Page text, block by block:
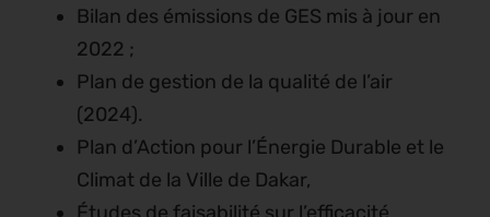
Bilan des émissions de GES mis à jour en
2022 ;
Plan de gestion de la qualité de l’air
(2024).
Plan d’Action pour l’Énergie Durable et le
Climat de la Ville de Dakar,